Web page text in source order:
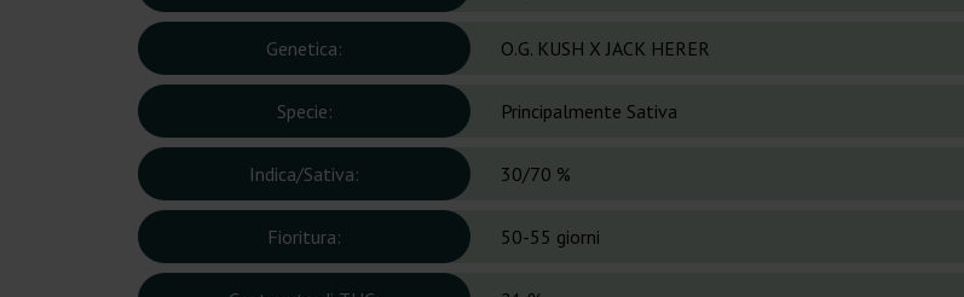
Genetica: O.G. KUSH X JACK HERER
Specie: Principalmente Sativa
Indica/Sativa: 30/70 %
Fioritura: 50-55 giorni